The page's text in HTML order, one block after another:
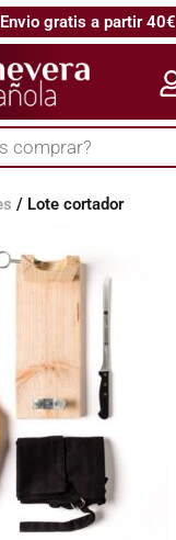
Envio gratis a partir 40€
/ Lote cortador